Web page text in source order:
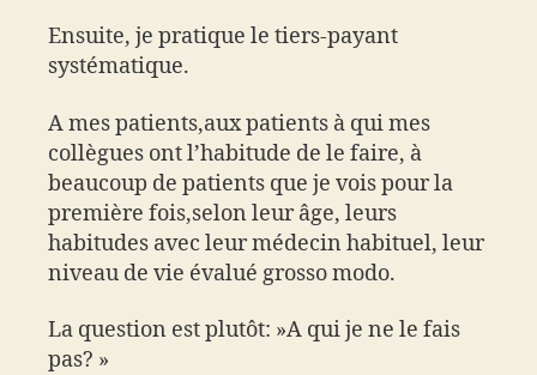
Ensuite, je pratique le tiers-payant
systématique.
A mes patients,aux patients à qui mes
collègues ont l’habitude de le faire, à
beaucoup de patients que je vois pour la
première fois,selon leur âge, leurs
habitudes avec leur médecin habituel, leur
niveau de vie évalué grosso modo.
La question est plutôt: »A qui je ne le fais
pas? »